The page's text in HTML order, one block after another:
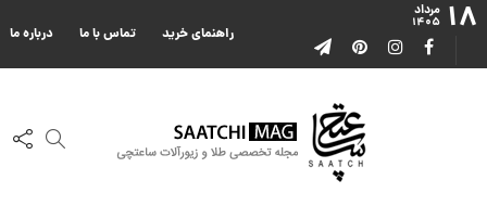
۱۸ مرداد
۱۴۰۵
درباره ما تماس با ما راهنمای خرید
ز
ک